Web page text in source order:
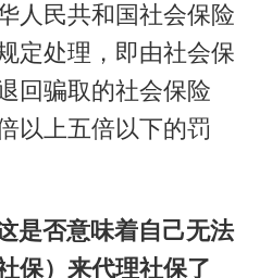
人民共和国社会保险
定处理，即由社会保
回骗取的社会保险
以上五倍以下的罚
是否意味着自己无法
保）来代理社保了